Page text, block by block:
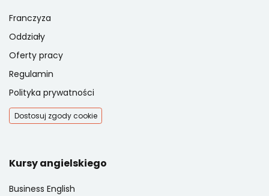
Franczyza
Oddziały
Oferty pracy
Regulamin
Polityka prywatności
Dostosuj zgody cookie
Kursy angielskiego
Business English